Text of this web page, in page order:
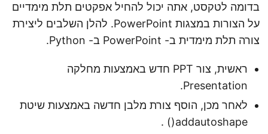
בדומה לטקסט, אתה יכול להחיל אפקטים תלת מימדיים
על הצורות במצגות PowerPoint. להלן השלבים ליצירת
צורה תלת מימדית ב- PowerPoint ב- Python.
ראשית, צור PPT חדש באמצעות מחלקה
Presentation.
לאחר מכן, הוסף צורת מלבן חדשה באמצעות שיטת
addautoshape() .